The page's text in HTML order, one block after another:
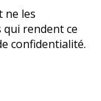
ne les
qui rendent ce
confidentialité.